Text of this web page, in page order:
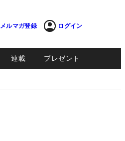
メルマガ登録 ログイン
連載 プレゼント